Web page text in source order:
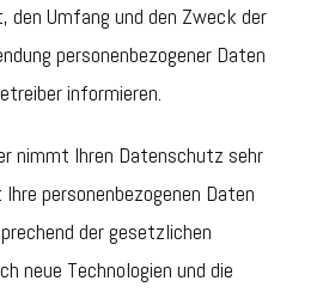
den Umfang und den Zweck der
personenbezogener Daten
informieren.
nimmt Ihren Datenschutz sehr
personenbezogenen Daten
der gesetzlichen
neue Technologien und die